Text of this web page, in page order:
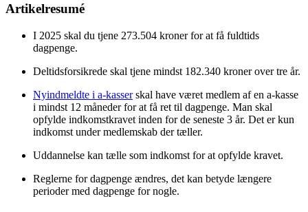
Artikelresumé
I 2025 skal du tjene 273.504 kroner for at få fuldtids
dagpenge.
Deltidsforsikrede skal tjene mindst 182.340 kroner over tre år.
Nyindmeldte i a-kasserskal have været medlem af en a-kasse
i mindst 12 måneder for at få ret til dagpenge. Man skal
opfylde indkomstkravet inden for de seneste 3 år. Det er kun
indkomst under medlemskab der tæller.
Uddannelse kan tælle som indkomst for at opfylde kravet.
Reglerne for dagpenge ændres, det kan betyde længere
perioder med dagpenge for nogle.